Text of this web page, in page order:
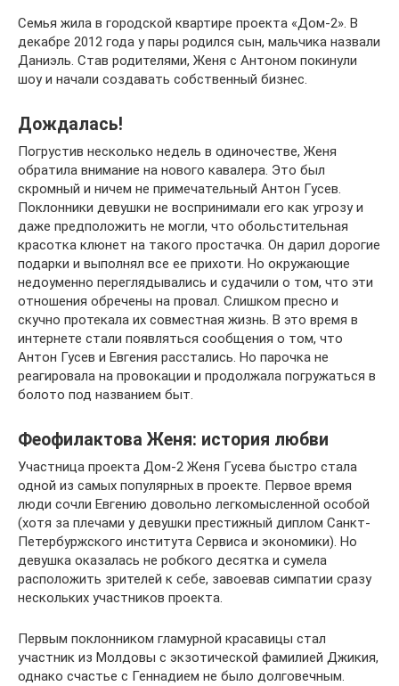
Семья жила в городской квартире проекта «Дом-2». В
декабре 2012 года у пары родился сын, мальчика назвали
Даниэль. Став родителями, Женя с Антоном покинули
шоу и начали создавать собственный бизнес.
Дождалась!
Погрустив несколько недель в одиночестве, Женя
обратила внимание на нового кавалера. Это был
скромный и ничем не примечательный Антон Гусев.
Поклонники девушки не воспринимали его как угрозу и
даже предположить не могли, что обольстительная
красотка клюнет на такого простачка. Он дарил дорогие
подарки и выполнял все ее прихоти. Но окружающие
недоуменно переглядывались и судачили о том, что эти
отношения обречены на провал. Слишком пресно и
скучно протекала их совместная жизнь. В это время в
интернете стали появляться сообщения о том, что
Антон Гусев и Евгения расстались. Но парочка не
реагировала на провокации и продолжала погружаться в
болото под названием быт.
Феофилактова Женя: история любви
Участница проекта Дом-2 Женя Гусева быстро стала
одной из самых популярных в проекте. Первое время
люди сочли Евгению довольно легкомысленной особой
(хотя за плечами у девушки престижный диплом Санкт-
Петербуржского института Сервиса и экономики). Но
девушка оказалась не робкого десятка и сумела
расположить зрителей к себе, завоевав симпатии сразу
нескольких участников проекта.
Первым поклонником гламурной красавицы стал
участник из Молдовы с экзотической фамилией Джикия,
однако счастье с Геннадием не было долговечным.